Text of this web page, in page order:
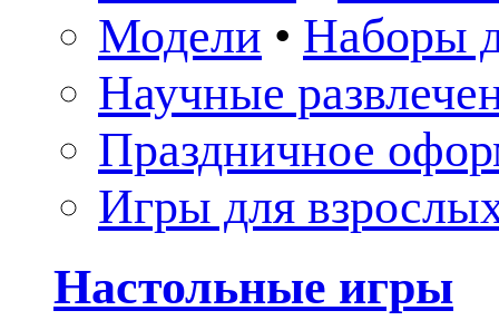
Модели • Наборы
Научные
Праздничное
Игры для
Настольные игры